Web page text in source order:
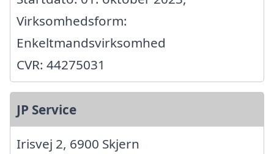
Virksomhedsform:
Enkeltmandsvirksomhed
CVR: 44275031
JP Service
Irisvej 2, 6900 Skjern